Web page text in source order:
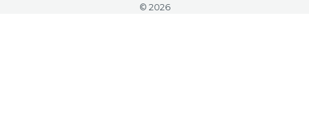
© 2026